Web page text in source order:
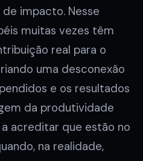
impacto. Nesse
muitas vezes têm
real para o
uma desconexão
e os resultados
da produtividade
acreditar que estão no
na realidade,